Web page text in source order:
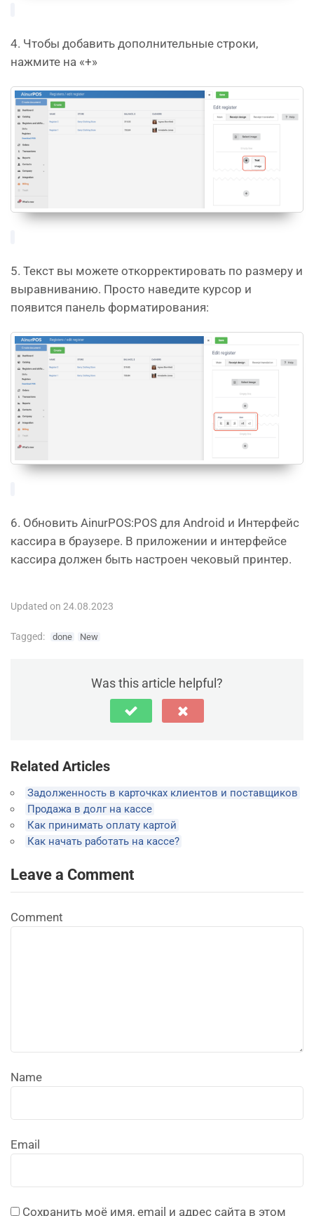
4. Чтобы добавить дополнительные строки,
нажмите на «+»
5. Текст вы можете откорректировать по размеру и
выравниванию. Просто наведите курсор и
появится панель форматирования:
6. Обновить AinurPOS:POS для Android и Интерфейс
кассира в браузере. В приложении и интерфейсе
кассира должен быть настроен чековый принтер.
Updated on 24.08.2023
Tagged: done New
Was this article helpful?
Related Articles
Задолженность в карточках клиентов и поставщиков
Продажа в долг на кассе
Как принимать оплату картой
Как начать работать на кассе?
Leave a Comment
Comment
Name
Email
Сохранить моё имя, email и адрес сайта в этом